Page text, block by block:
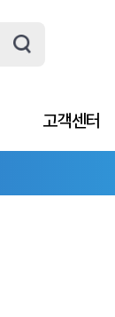
고객센터